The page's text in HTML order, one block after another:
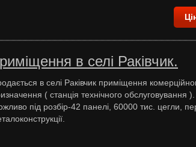
в селі Раківчик.
в селі Раківчик приміщення
( станція технічного обслуговування
під розбір-42 панелі, 60000 тис. цегли,